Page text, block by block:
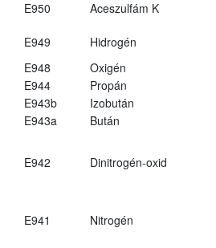
E950
Aceszulfám K
E949
Hidrogén
E948
Oxigén
E944
Propán
E943b
Izobután
E943a
Bután
E942 Dinitrogén-oxid
E941 Nitrogén